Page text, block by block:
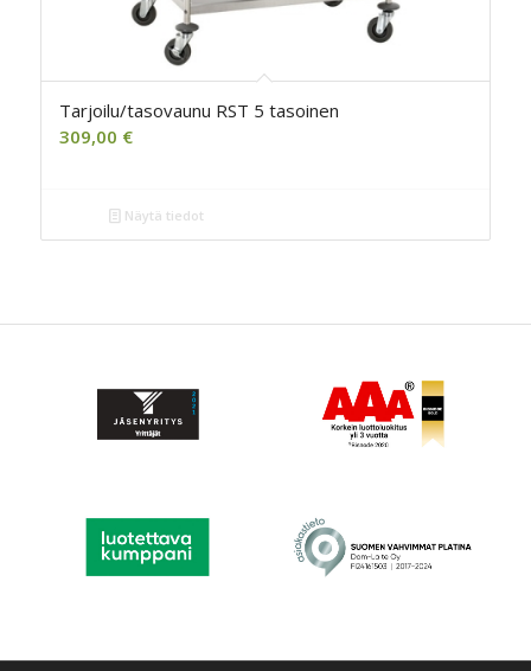
Tarjoilu/tasovaunu RST 5 tasoinen
309,00 €
Näytä tiedot